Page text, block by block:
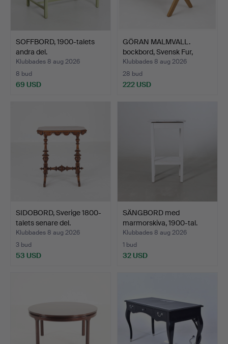
SOFFBORD, 1900-talets
andra del.
Klubbades 8 aug 2026
8 bud
69 USD
GÖRAN MALMVALL.
bockbord, Svensk Fur,
Sver…
Klubbades 8 aug 2026
28 bud
222 USD
SIDOBORD, Sverige 1800-
talets senare del.
Klubbades 8 aug 2026
3 bud
53 USD
SÄNGBORD med
marmorskiva, 1900-tal.
Klubbades 8 aug 2026
1 bud
32 USD